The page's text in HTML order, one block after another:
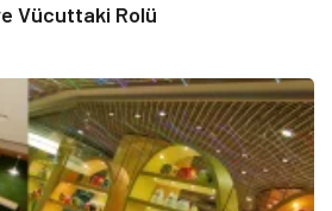
Vücuttaki Rolü